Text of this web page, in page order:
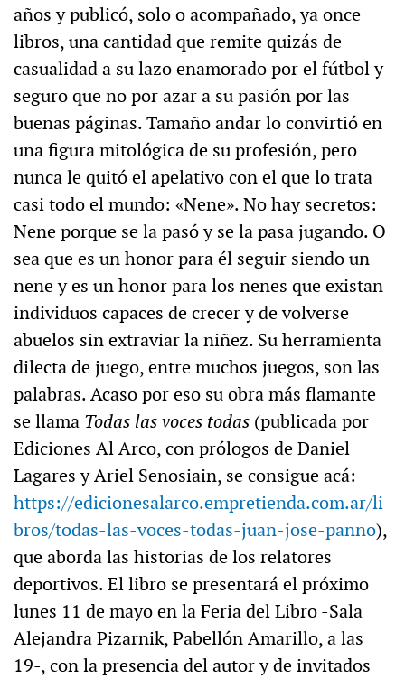
años y publicó, solo o acompañado, ya once
libros, una cantidad que remite quizás de
casualidad a su lazo enamorado por el fútbol y
seguro que no por azar a su pasión por las
buenas páginas. Tamaño andar lo convirtió en
una figura mitológica de su profesión, pero
nunca le quitó el apelativo con el que lo trata
casi todo el mundo: «Nene». No hay secretos:
Nene porque se la pasó y se la pasa jugando. O
sea que es un honor para él seguir siendo un
nene y es un honor para los nenes que existan
individuos capaces de crecer y de volverse
abuelos sin extraviar la niñez. Su herramienta
dilecta de juego, entre muchos juegos, son las
palabras. Acaso por eso su obra más flamante
se llama Todas las voces todas (publicada por
Ediciones Al Arco, con prólogos de Daniel
Lagares y Ariel Senosiain, se consigue acá:
https://edicionesalarco.empretienda.com.ar/li
bros/todas-las-voces-todas-juan-jose-panno),
que aborda las historias de los relatores
deportivos. El libro se presentará el próximo
lunes 11 de mayo en la Feria del Libro -Sala
Alejandra Pizarnik, Pabellón Amarillo, a las
19-, con la presencia del autor y de invitados